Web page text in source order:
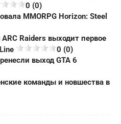
0 (0)
MMORPG Horizon: Steel
Raiders выходит первое
0 (0)
выход GTA 6
команды и новшества в